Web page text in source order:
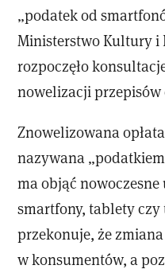
„podatek od
Ministerstwo Kultury i
rozpoczęło
nowelizacji przepisów
Znowelizowana
nazywana
ma objąć
smartfony, tablety czy
przekonuje, że
w konsumentów, a